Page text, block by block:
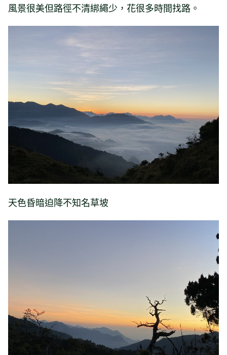
風景很美但路徑不清綁繩少，花很多時間找路。
天色昏暗迫降不知名草坡